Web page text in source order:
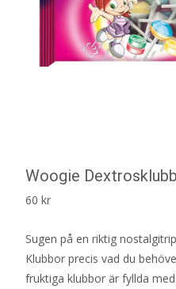
Woogie
60 kr
Sugen på en riktig
Klubbor precis vad du
fruktiga klubbor är fyllda